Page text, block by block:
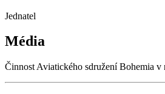
Jednatel
Média
Činnost Aviatického sdružení Bohemia v